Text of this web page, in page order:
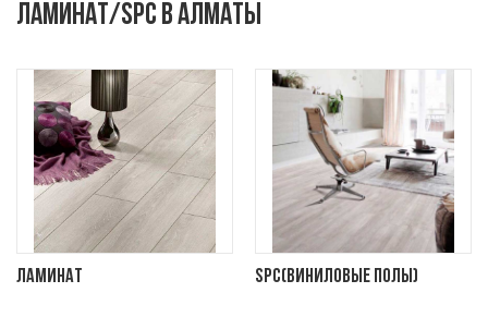
Ламинат/SPC в Алматы
Ламинат SPC(Виниловые полы)